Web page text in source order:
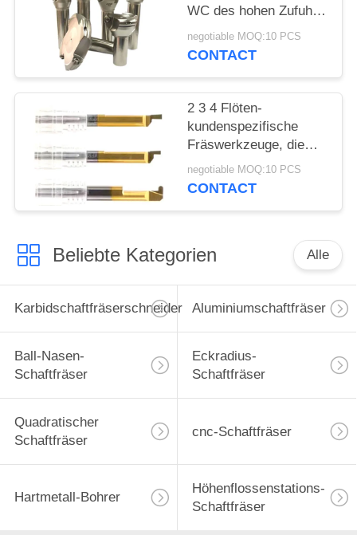
WC des hohen Zufuhr-
indexierbaren
Schaftfräser-Silber-
negotiable MOQ:10 PCS
CONTACT
2 3 4 Flöten-
kundenspezifische
Fräswerkzeuge, die
Schneider für den
Schnitt von rostfreiem
negotiable MOQ:10 PCS
CONTACT
Beliebte Kategorien Alle
Karbidschaftfräserschneider Aluminiumschaftfräser
Ball-Nasen-
Schaftfräser
Eckradius-
Schaftfräser
Quadratischer
Schaftfräser
cnc-Schaftfräser
Hartmetall-Bohrer
Höhenflossenstations-
Schaftfräser